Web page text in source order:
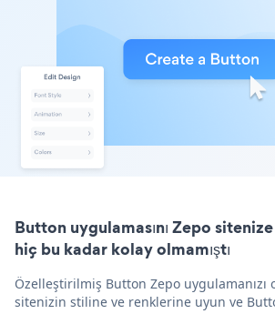
Button uygulamasını Zepo
hiç bu kadar kolay olmamıştı
Özelleştirilmiş Button Zepo uygulamanızı
sitenizin stiline ve renklerine uyun ve